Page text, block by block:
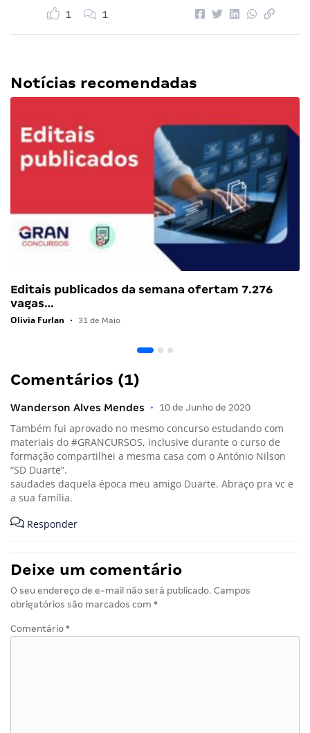
1 1
Notícias recomendadas
Editais publicados da semana ofertam 7.276
vagas…
Olivia Furlan • 31 de Maio
Comentários (1)
Wanderson Alves Mendes • 10 de Junho de 2020
Também fui aprovado no mesmo concurso estudando com
materiais do #GRANCURSOS, inclusive durante o curso de
formação compartilhei a mesma casa com o António Nilson
“SD Duarte”.
saudades daquela época meu amigo Duarte. Abraço pra vc e
a sua família.
Responder
Deixe um comentário
O seu endereço de e-mail não será publicado. Campos
obrigatórios são marcados com *
Comentário *